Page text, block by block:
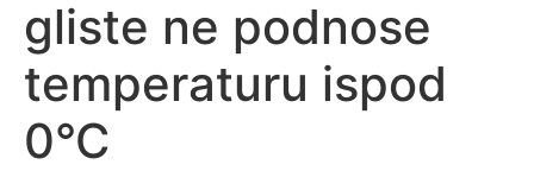
gliste ne podnose
temperaturu ispod
0°C